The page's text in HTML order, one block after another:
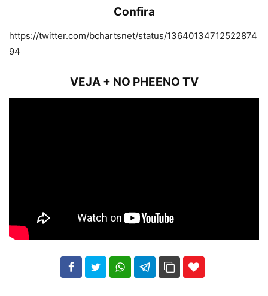
Confira
https://twitter.com/bchartsnet/status/13640134712522874
94
VEJA + NO PHEENO TV
102 35